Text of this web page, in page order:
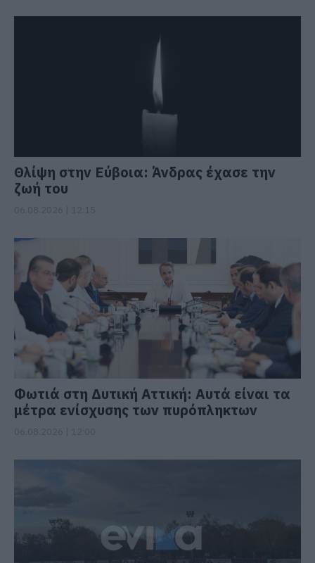
Θλίψη στην Εύβοια: Άνδρας έχασε την
ζωή του
Φωτιά στη Δυτική Αττική: Αυτά είναι τα
μέτρα ενίσχυσης των πυρόπληκτων